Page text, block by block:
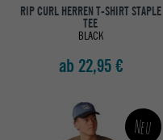
RIP CURL HERREN T-SHIRT STAPLE
TEE
BLACK
ab 22,95 €
Neu